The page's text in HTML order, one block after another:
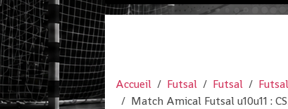
Accueil Futsal Futsal
Match Amical Futsal u10u11 :